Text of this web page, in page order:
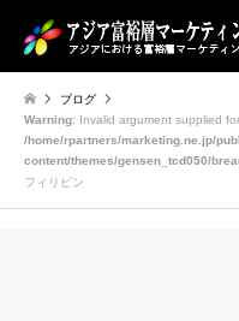
ブログ
Warning: Invalid argument supplied
/home/rpartners/marketing.ne.jp/
content/themes/gensen_tcd050/
フィリピン